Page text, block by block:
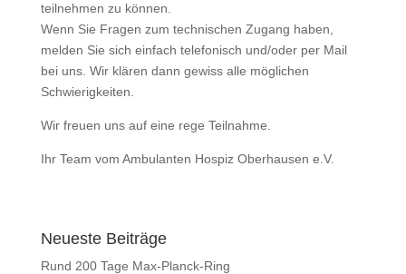
teilnehmen zu können.
Wenn Sie Fragen zum technischen Zugang haben,
melden Sie sich einfach telefonisch und/oder per Mail
bei uns. Wir klären dann gewiss alle möglichen
Schwierigkeiten.
Wir freuen uns auf eine rege Teilnahme.
Ihr Team vom Ambulanten Hospiz Oberhausen e.V.
Neueste Beiträge
Rund 200 Tage Max-Planck-Ring